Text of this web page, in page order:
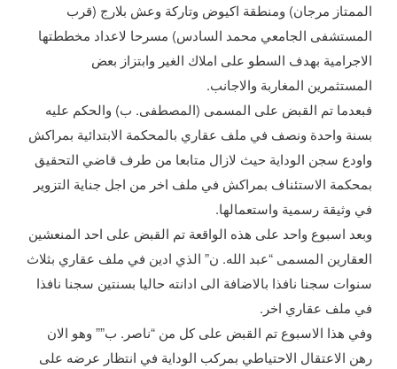
الممتاز مرجان) ومنطقة اكيوض وتاركة وعش بلارج (قرب
المستشفى الجامعي محمد السادس) مسرحا لاعداد مخططتها
الاجرامية بهدف السطو على املاك الغير وابتزاز بعض
المستثمرين المغاربة والاجانب.
فبعدما تم القبض على المسمى (المصطفى. ب) والحكم عليه
بسنة واحدة ونصف في ملف عقاري بالمحكمة الابتدائية بمراكش
واودع سجن الوداية حيث لازال متابعا من طرف قاضي التحقيق
بمحكمة الاستئناف بمراكش في ملف اخر من اجل جناية التزوير
في وثيقة رسمية واستعمالها.
وبعد اسبوع واحد على هذه الواقعة تم القبض على احد المنعشين
العقارين المسمى “عبد الله. ن” الذي ادين في ملف عقاري بثلاث
سنوات سجنا نافذا بالاضافة الى ادانته حاليا بسنتين سجنا نافذا
في ملف عقاري اخر.
وفي هذا الاسبوع تم القبض على كل من “ناصر. ب”” وهو الان
رهن الاعتقال الاحتياطي بمركب الوداية في انتظار عرضه على